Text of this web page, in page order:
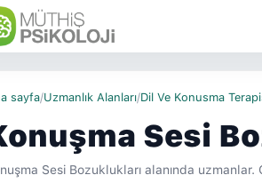
sayfa/Uzmanlık Alanları/Dil Ve Konusma
Sesi
Sesi Bozuklukları alanında